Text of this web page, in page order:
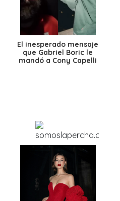
El inesperado mensaje
que Gabriel Boric le
mandó a Cony Capelli